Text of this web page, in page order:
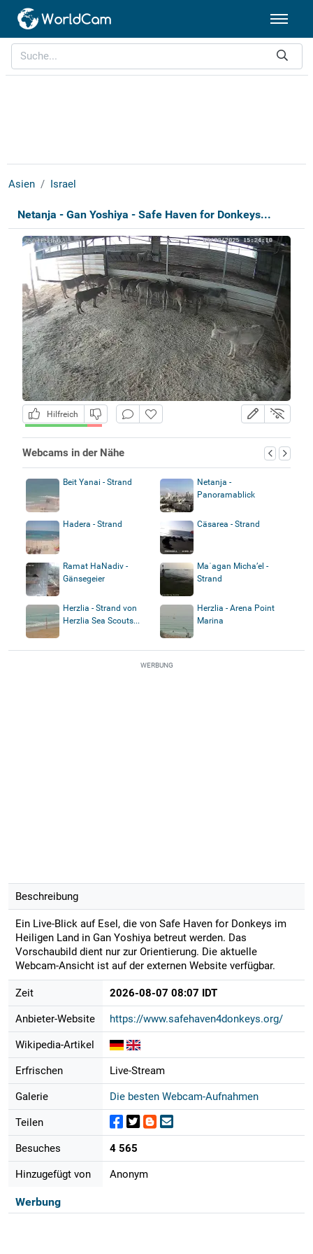
Asien Israel
Netanja - Gan Yoshiya - Safe Haven for Donkeys...
Hilfreich
Webcams in der Nähe
Beit Yanai - Strand
Netanja -
Panoramablick
Hadera - Strand Cäsarea - Strand
Ramat HaNadiv -
Gänsegeier
Maʿagan Micha’el -
Strand
Herzlia - Strand von
Herzlia Sea Scouts...
Herzlia - Arena Point
Marina
WERBUNG
Beschreibung
Ein Live-Blick auf Esel, die von Safe Haven for Donkeys im
Heiligen Land in Gan Yoshiya betreut werden. Das
Vorschaubild dient nur zur Orientierung. Die aktuelle
Webcam-Ansicht ist auf der externen Website verfügbar.
Zeit 2026-08-07 08:07 IDT
Anbieter-Website https://www.safehaven4donkeys.org/
Wikipedia-Artikel
Erfrischen Live-Stream
Galerie Die besten Webcam-Aufnahmen
Teilen
Besuches 4 565
Hinzugefügt von Anonym
Werbung